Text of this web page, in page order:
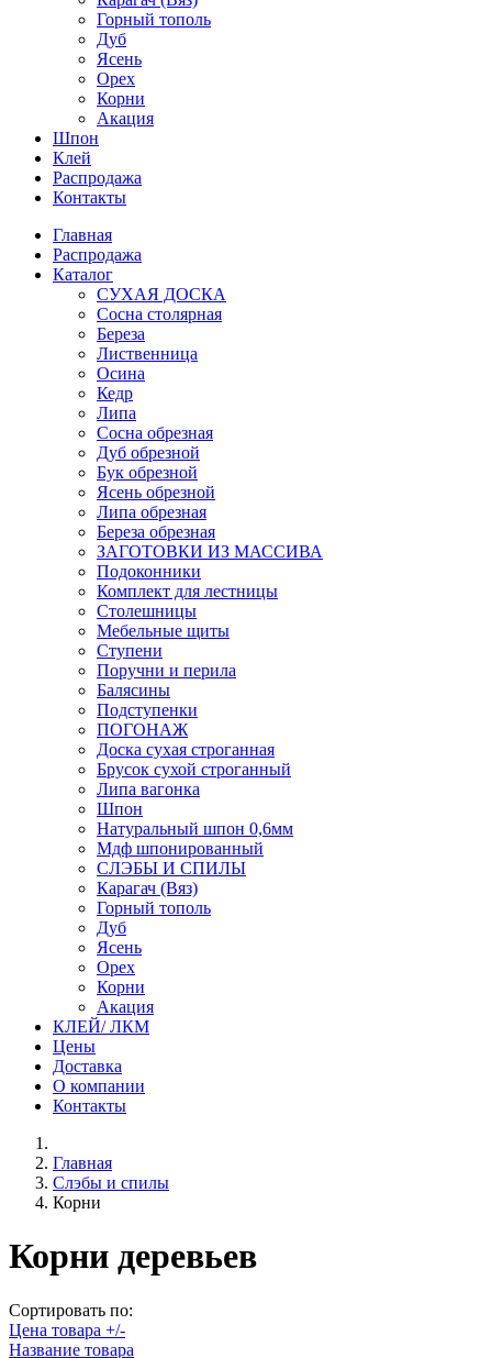
Горный тополь
Дуб
Ясень
Орех
Корни
Акация
Шпон
Клей
Распродажа
Контакты
Главная
Распродажа
Каталог
СУХАЯ ДОСКА
Сосна столярная
Береза
Лиственница
Осина
Кедр
Липа
Сосна обрезная
Дуб обрезной
Бук обрезной
Ясень обрезной
Липа обрезная
Береза обрезная
ЗАГОТОВКИ ИЗ МАССИВА
Подоконники
Комплект для лестницы
Столешницы
Мебельные щиты
Ступени
Поручни и перила
Балясины
Подступенки
ПОГОНАЖ
Доска сухая строганная
Брусок сухой строганный
Липа вагонка
Шпон
Натуральный шпон 0,6мм
Мдф шпонированный
СЛЭБЫ И СПИЛЫ
Карагач (Вяз)
Горный тополь
Дуб
Ясень
Орех
Корни
Акация
КЛЕЙ/ ЛКМ
Цены
Доставка
О компании
Контакты
Главная
Слэбы и спилы
Корни
Корни деревьев
Сортировать по:
Цена товара +/-
Название товара